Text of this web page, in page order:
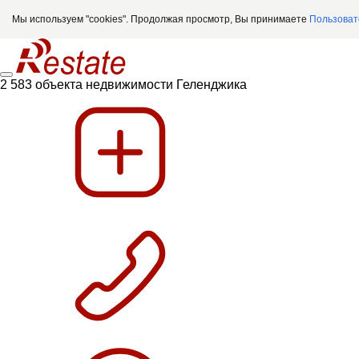
Мы используем "cookies". Продолжая просмотр, Вы принимаете
2 583 объекта недвижимости Геленджика